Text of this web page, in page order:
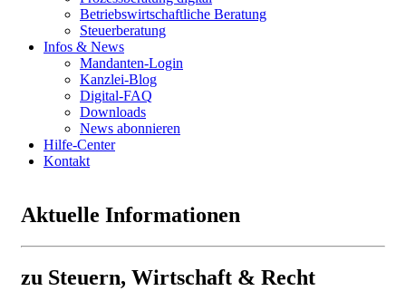
Betriebswirtschaftliche Beratung
Steuerberatung
Infos & News
Mandanten-Login
Kanzlei-Blog
Digital-FAQ
Downloads
News abonnieren
Hilfe-Center
Kontakt
Aktuelle Informationen
zu Steuern, Wirtschaft & Recht